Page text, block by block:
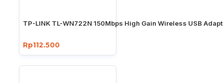
TP-LINK TL-WN722N 150Mbps High Gain Wireless USB
Rp112.500